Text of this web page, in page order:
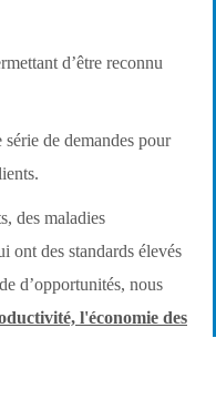
d’être reconnu
de demandes pour
des maladies
ont des standards élevés
d’opportunités, nous
l'économie des